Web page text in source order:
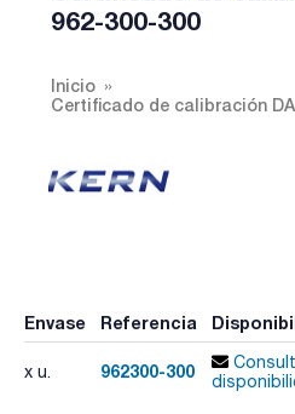
962-300-300
Inicio
Certificado de calibración
Envase Referencia
x u. 962300-300